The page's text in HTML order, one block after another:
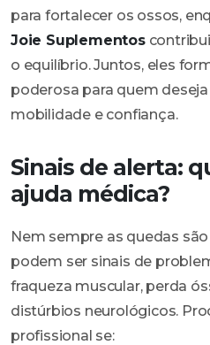
para fortalecer os ossos,
Joie Suplementoscontribui
o equilíbrio. Juntos, eles
poderosa para quem
mobilidade e confiança.
Sinais de alerta:
ajuda médica?
Nem sempre as quedas
podem ser sinais de
fraqueza muscular, perda
distúrbios neurológicos.
profissional se: